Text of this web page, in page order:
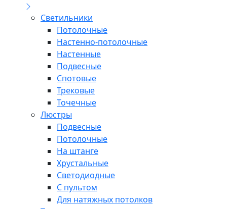
Светильники
Потолочные
Настенно-потолочные
Настенные
Подвесные
Спотовые
Трековые
Точечные
Люстры
Подвесные
Потолочные
На штанге
Хрустальные
Светодиодные
С пультом
Для натяжных потолков